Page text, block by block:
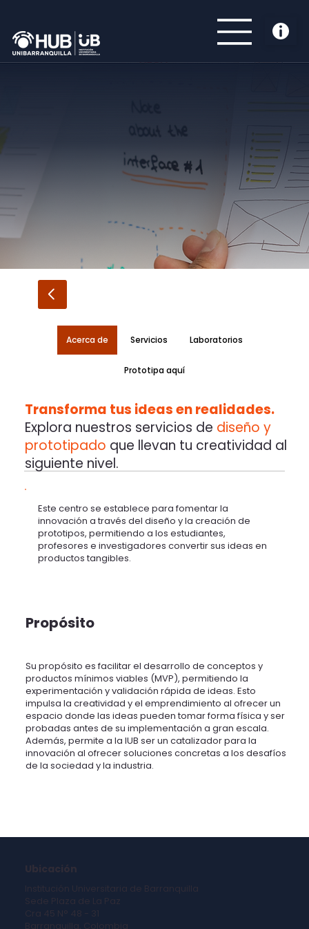
Transforma tus ideas en realidades.
Explora nuestros servicios de diseño y
prototipado que llevan tu creatividad al
siguiente nivel.​
Este centro se establece para fomentar la
innovación a través del diseño y la creación de
prototipos, permitiendo a los estudiantes,
profesores e investigadores convertir sus ideas en
productos tangibles.
Propósito
Su propósito es facilitar el desarrollo de conceptos y
productos mínimos viables (MVP), permitiendo la
experimentación y validación rápida de ideas. Esto
impulsa la creatividad y el emprendimiento al ofrecer un
espacio donde las ideas pueden tomar forma física y ser
probadas antes de su implementación a gran escala.
Además, permite a la IUB ser un catalizador para la
innovación al ofrecer soluciones concretas a los desafíos
de la sociedad y la industria.
Acerca de Servicios Laboratorios
Prototipa aquí
Ubicación
Institución Universitaria de Barranquilla
Sede Plaza de La Paz
Cra 45 N° 48 - 31
Barranquilla, Colombia